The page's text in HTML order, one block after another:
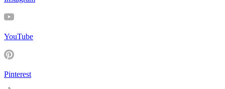
YouTube
Pinterest